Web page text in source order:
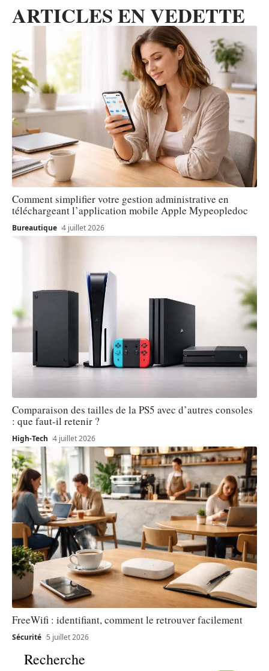
ARTICLES EN VEDETTE
Comment simplifier votre gestion administrative en
téléchargeant l’application mobile Apple Mypeopledoc
Bureautique 4 juillet 2026
Comparaison des tailles de la PS5 avec d’autres consoles
: que faut-il retenir ?
High-Tech 4 juillet 2026
FreeWifi : identifiant, comment le retrouver facilement
Sécurité 5 juillet 2026
Recherche